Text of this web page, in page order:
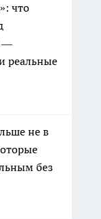
что
—
реальные
не в
без